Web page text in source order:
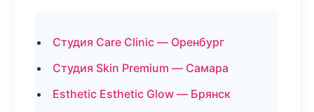
Студия Care Clinic — Оренбург
Студия Skin Premium — Самара
Esthetic Esthetic Glow — Брянск